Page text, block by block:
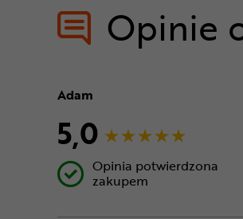
Opinie
Adam
5,0
Opinia potwierdzona
zakupem